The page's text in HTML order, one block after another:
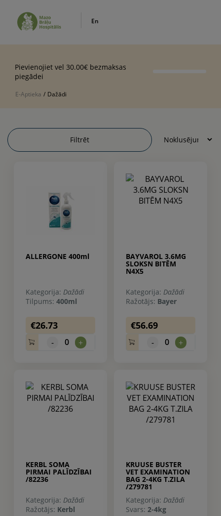
En
Pievienojiet vel 30.00€ bezmaksas
piegādei
E-Aptieka / Dažādi
Filtrēt
ALLERGONE 400ml
Kategorija: Dažādi
Tilpums: 400ml
€26.73
- 0 +
BAYVAROL 3.6MG
SLOKSN BITĒM
N4X5
Kategorija: Dažādi
Ražotājs: Bayer
€56.69
- 0 +
KERBL SOMA
PIRMAI PALĪDZĪBAI
/82236
Kategorija: Dažādi
Ražotājs: Kerbl
KRUUSE BUSTER
VET EXAMINATION
BAG 2-4KG T.ZILA
/279781
Kategorija: Dažādi
Svars: 2-4kg